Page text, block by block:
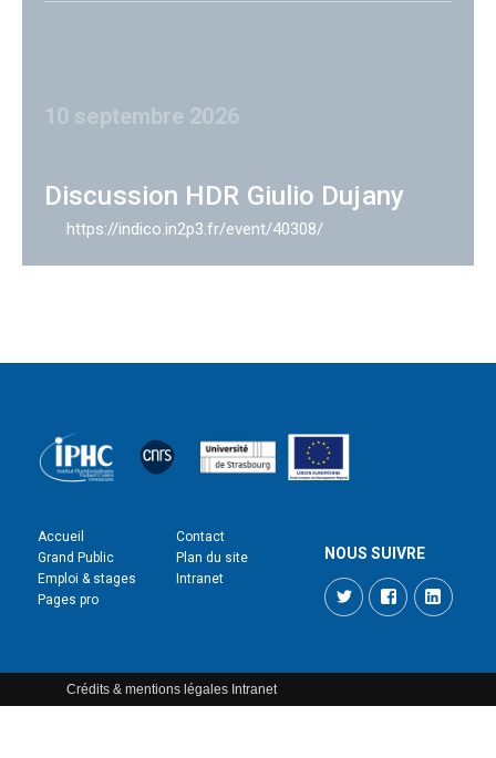
10 septembre 2026
Discussion HDR Giulio Dujany
https://indico.in2p3.fr/event/40308/
Accueil
Grand Public
Emploi & stages
Pages pro
Contact
Plan du site
Intranet
NOUS SUIVRE
TwitterFacebook
Crédits & mentions légales Intranet